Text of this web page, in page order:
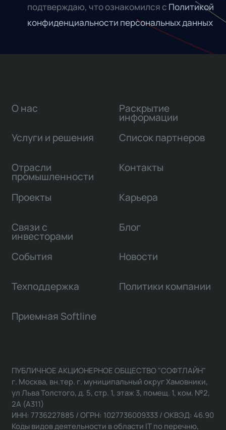
подтверждаю, что ознакомился с Политикой
конфиденциальности персональных данных
О нас
Услуги и решения
Отрасли
промышленности
Проекты
Связи с
инвесторами
Раскрытие
информации
Список партнеров
Контакты
Карьера
Блог
События Новости
Техподдержка Политики компании
Приемная Softline
ПУБЛИЧНОЕ АКЦИОНЕРНОЕ ОБЩЕСТВО "СОФТЛАЙН"
г. Москва, вн.тер. г. муниципальный округ Хамовники,
ул Льва Толстого, д. 5, стр. 1, этаж 3, помещ. 1, ком. №2,
2А (А311)
ИНН: 7736227885 / ОГРН: 1027736009333 / ОКВЭД: 46.90
Коды видов деятельности в области IT по перечню,